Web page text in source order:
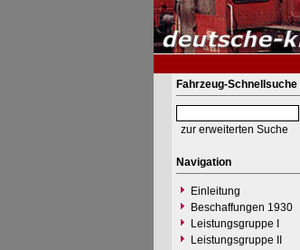
Fahrzeug-Schnellsuche
zur erweiterten Suche
Navigation
Einleitung
Beschaffungen 1930
Leistungsgruppe I
Leistungsgruppe II